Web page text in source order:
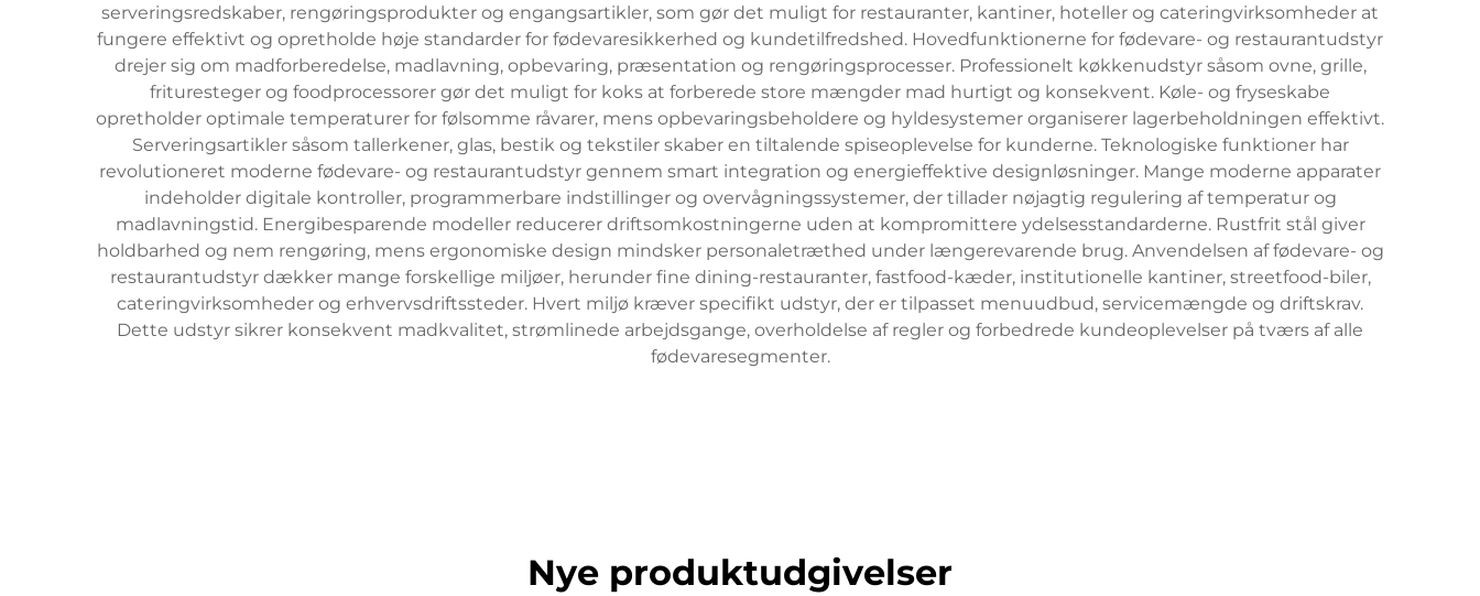
serveringsredskaber, rengøringsprodukter og engangsartikler, som gør det muligt for restauranter, kantiner, hoteller og cateringvirksomheder at
fungere effektivt og opretholde høje standarder for fødevaresikkerhed og kundetilfredshed. Hovedfunktionerne for fødevare- og restaurantudstyr
drejer sig om madforberedelse, madlavning, opbevaring, præsentation og rengøringsprocesser. Professionelt køkkenudstyr såsom ovne, grille,
frituresteger og foodprocessorer gør det muligt for koks at forberede store mængder mad hurtigt og konsekvent. Køle- og fryseskabe
opretholder optimale temperaturer for følsomme råvarer, mens opbevaringsbeholdere og hyldesystemer organiserer lagerbeholdningen effektivt.
Serveringsartikler såsom tallerkener, glas, bestik og tekstiler skaber en tiltalende spiseoplevelse for kunderne. Teknologiske funktioner har
revolutioneret moderne fødevare- og restaurantudstyr gennem smart integration og energieffektive designløsninger. Mange moderne apparater
indeholder digitale kontroller, programmerbare indstillinger og overvågningssystemer, der tillader nøjagtig regulering af temperatur og
madlavningstid. Energibesparende modeller reducerer driftsomkostningerne uden at kompromittere ydelsesstandarderne. Rustfrit stål giver
holdbarhed og nem rengøring, mens ergonomiske design mindsker personaletræthed under længerevarende brug. Anvendelsen af fødevare- og
restaurantudstyr dækker mange forskellige miljøer, herunder fine dining-restauranter, fastfood-kæder, institutionelle kantiner, streetfood-biler,
cateringvirksomheder og erhvervsdriftssteder. Hvert miljø kræver specifikt udstyr, der er tilpasset menuudbud, servicemængde og driftskrav.
Dette udstyr sikrer konsekvent madkvalitet, strømlinede arbejdsgange, overholdelse af regler og forbedrede kundeoplevelser på tværs af alle
fødevaresegmenter.
Nye produktudgivelser